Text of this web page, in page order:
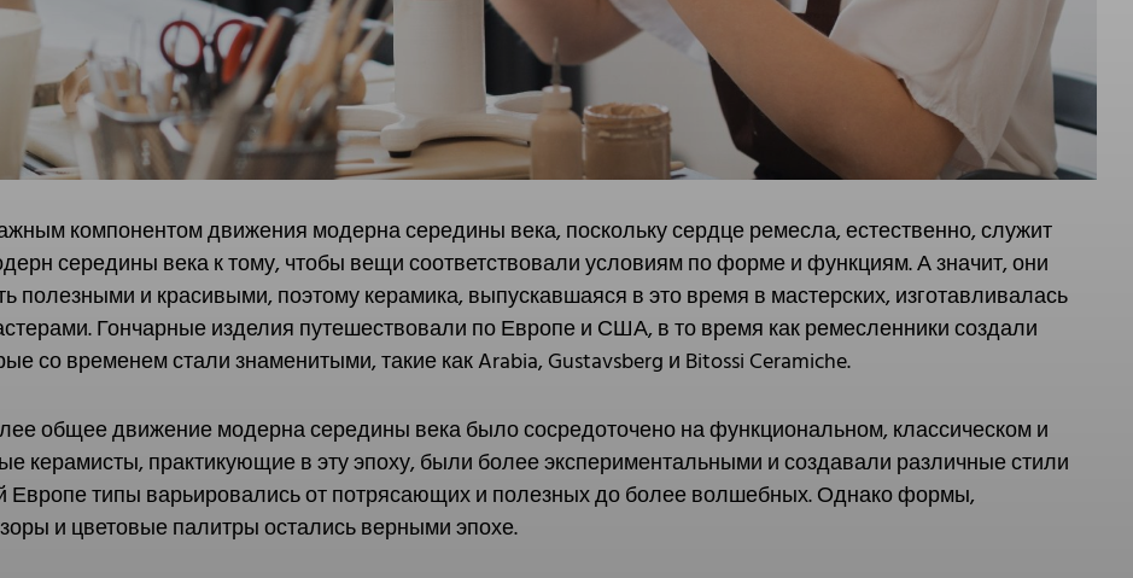
компонентом движения модерна середины века, поскольку сердце ремесла, естественно, служит
середины века к тому, чтобы вещи соответствовали условиям по форме и функциям. А значит, они
и красивыми, поэтому керамика, выпускавшаяся в это время в мастерских, изготавливалась
Гончарные изделия путешествовали по Европе и США, в то время как ремесленники создали
со временем стали знаменитыми, такие как Arabia, Gustavsberg и Bitossi Ceramiche.
общее движение модерна середины века было сосредоточено на функциональном, классическом и
керамисты, практикующие в эту эпоху, были более экспериментальными и создавали различные стили
Европе типы варьировались от потрясающих и полезных до более волшебных. Однако формы,
и цветовые палитры остались верными эпохе.